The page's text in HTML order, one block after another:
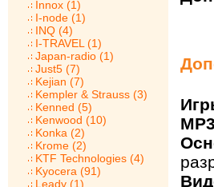
Innox (1)
I-node (1)
INQ (4)
I-TRAVEL (1)
Japan-radio (1)
Just5 (7)
Kejian (7)
Kempler & Strauss (3)
Kenned (5)
Kenwood (10)
Konka (2)
Krome (2)
KTF Technologies (4)
Kyocera (91)
Leady (1)